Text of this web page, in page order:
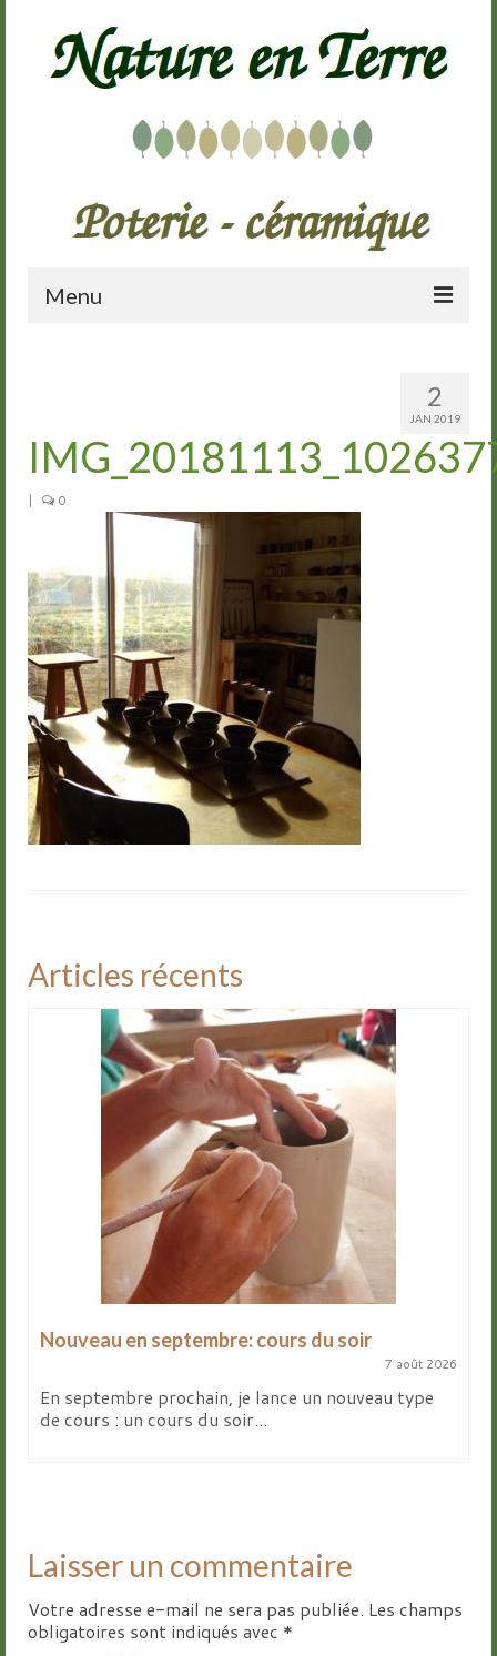
Menu
Galerie
Cours de poterie
Groupes
Livre d’or
Contact
2
JAN 2019
| 0
Articles récents
Nouveau en septembre: cours du soir
7 août 2026
En septembre prochain, je lance un nouveau type
de cours : un cours du soir...
Laisser un commentaire
Votre adresse e-mail ne sera pas publiée. Les champs
obligatoires sont indiqués avec *